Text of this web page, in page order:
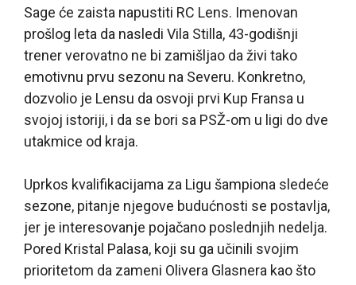
Sage će zaista napustiti RC Lens. Imenovan
prošlog leta da nasledi Vila Stilla, 43-godišnji
trener verovatno ne bi zamišljao da živi tako
emotivnu prvu sezonu na Severu. Konkretno,
dozvolio je Lensu da osvoji prvi Kup Fransa u
svojoj istoriji, i da se bori sa PSŽ-om u ligi do dve
utakmice od kraja.
Uprkos kvalifikacijama za Ligu šampiona sledeće
sezone, pitanje njegove budućnosti se postavlja,
jer je interesovanje pojačano poslednjih nedelja.
Pored Kristal Palasa, koji su ga učinili svojim
prioritetom da zameni Olivera Glasnera kao što